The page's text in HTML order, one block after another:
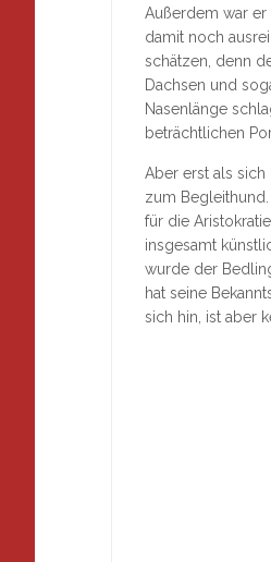
Außerdem war
damit noch
schätzen, denn
Dachsen und
Nasenlänge
beträchtlichen
Aber erst als
zum
für die
insgesamt
wurde der
hat seine
sich hin, ist aber